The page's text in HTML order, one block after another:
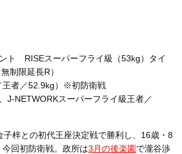
ト RISEスーパーフライ級（53kg）タイ
制限延長R）
者／52.9kg）※初防衛戦
NETWORKスーパーフライ級王者／
子梓との初代王座決定戦で勝利し、16歳・8
回初防衛戦。政所は3月の後楽園で瀧谷渉